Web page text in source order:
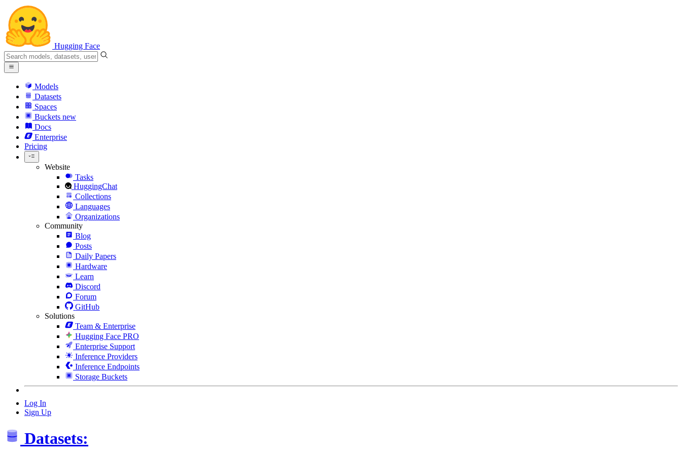
Hugging Face
Models
Datasets
Spaces
Buckets new
Docs
Enterprise
Pricing
Website
Tasks
HuggingChat
Collections
Languages
Organizations
Community
Blog
Posts
Daily Papers
Hardware
Learn
Discord
Forum
GitHub
Solutions
Team & Enterprise
Hugging Face PRO
Enterprise Support
Inference Providers
Inference Endpoints
Storage Buckets
Log In
Sign Up
Datasets: